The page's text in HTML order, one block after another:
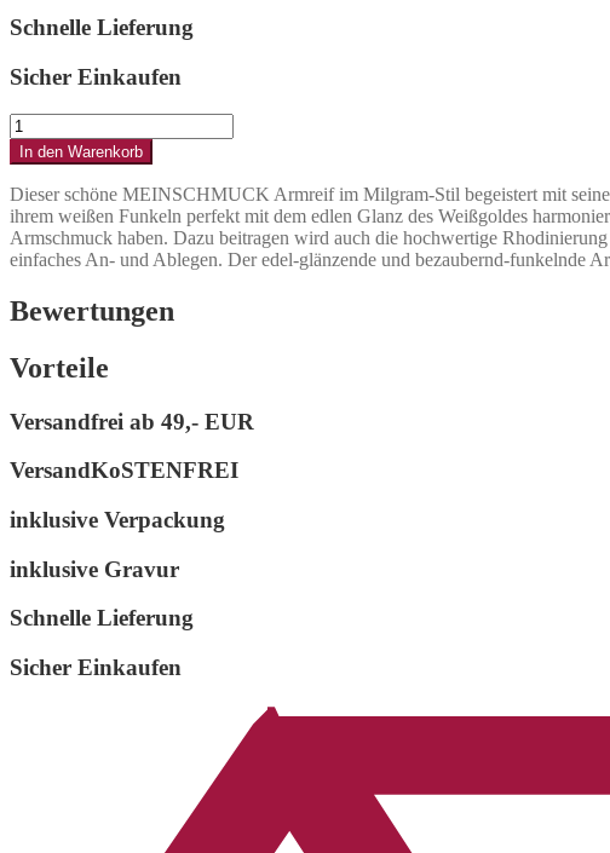
Schnelle Lieferung
Sicher Einkaufen
Armreif
im
Milgram-
Stil
mit
Zirkoniasteinen
aus
Menge
In den Warenkorb
Dieser schöne MEINSCHMUCK Armreif im Milgram-Stil begeistert mit
ihrem weißen Funkeln perfekt mit dem edlen Glanz des Weißgoldes
Armschmuck haben. Dazu beitragen wird auch die hochwertige
einfaches An- und Ablegen. Der edel-glänzende und bezaubernd-funkelnde
Bewertungen
Vorteile
Versandfrei ab 49,- EUR
VersandKoSTENFREI
inklusive Verpackung
inklusive Gravur
Schnelle Lieferung
Sicher Einkaufen